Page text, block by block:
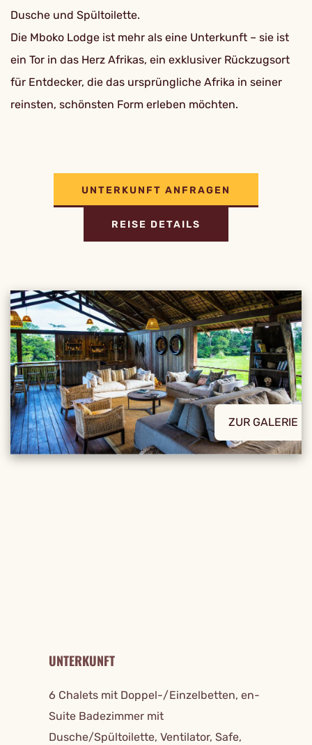
Dusche und Spültoilette.
Die Mboko Lodge ist mehr als eine Unterkunft – sie ist
ein Tor in das Herz Afrikas, ein exklusiver Rückzugsort
für Entdecker, die das ursprüngliche Afrika in seiner
reinsten, schönsten Form erleben möchten.
UNTERKUNFT ANFRAGEN
REISE DETAILS
ZUR GALERIE
UNTERKUNFT
6 Chalets mit Doppel-/Einzelbetten, en-
Suite Badezimmer mit
Dusche/Spültoilette, Ventilator, Safe,